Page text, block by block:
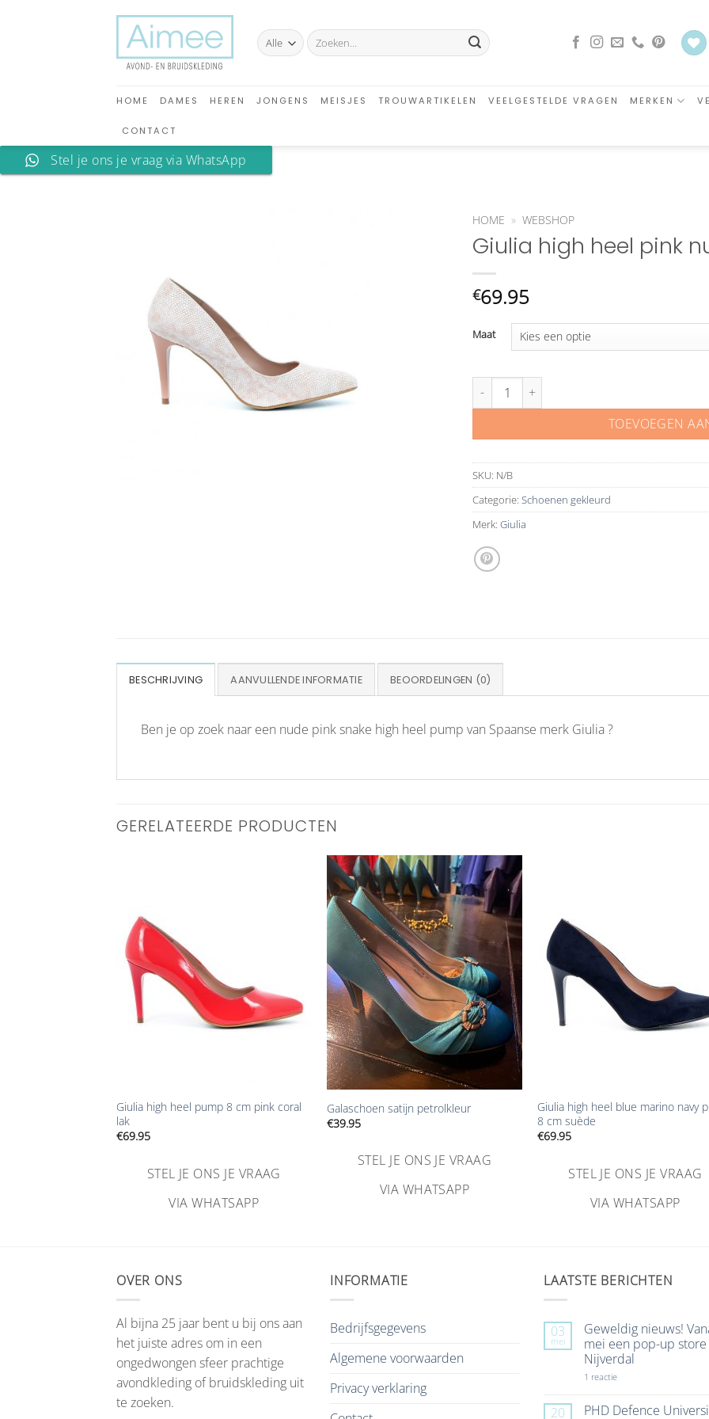
Zoeken
naar:
HOME DAMES HEREN JONGENS MEISJES TROUWARTIKELEN VEELGESTELDE VRAGEN MERKEN
CONTACT
Stel je ons je vraag via WhatsApp
HOME » WEBSHOP
Giulia high heel pink
€69.95
Maat
Giulia high heel pink nude snake pump 8 cm
TOEVOEGEN
SKU: N/B
Categorie: Schoenen gekleurd
Merk: Giulia
BESCHRIJVING AANVULLENDE INFORMATIE BEOORDELINGEN (0)
Ben je op zoek naar een nude pink snake high heel pump van Spaanse merk Giulia ?
GERELATEERDE PRODUCTEN
Giulia high heel pump 8 cm pink coral
lak
€69.95
STEL JE ONS JE VRAAG
VIA WHATSAPP
Aan
verlanglijst
toevoegen
+
Galaschoen satijn petrolkleur
€39.95
STEL JE ONS JE VRAAG
VIA WHATSAPP
Giulia high heel blue marino navy
8 cm suède
€69.95
STEL JE ONS JE VRAAG
VIA WHATSAPP
OVER ONS
Al bijna 25 jaar bent u bij ons aan
het juiste adres om in een
ongedwongen sfeer prachtige
avondkleding of bruidskleding uit
te zoeken.
INFORMATIE
Bedrijfsgegevens
Algemene voorwaarden
Privacy verklaring
LAATSTE BERICHTEN
03
mei
Geweldig nieuws!
mei een pop-up store
Nijverdal
1 reactieop
Vanaf
20 PHD Defence